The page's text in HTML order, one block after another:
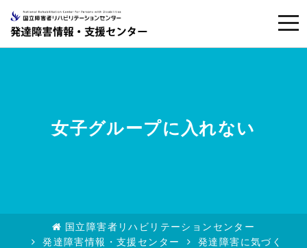
女子グループに入れない
国立障害者リハビリテーションセンター
発達障害情報・支援センター
発達障害に気づく